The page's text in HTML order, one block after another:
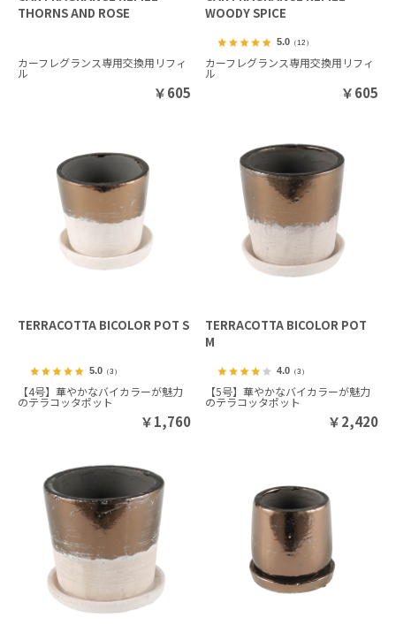
THORNS AND ROSE
カーフレグランス専用交換用リフィ
ル
￥605
WOODY SPICE
5.0 （12）
カーフレグランス専用交換用リフィ
ル
￥605
TERRACOTTA BICOLOR POT S
5.0（3）
【4号】華やかなバイカラーが魅力
のテラコッタポット
￥1,760
TERRACOTTA BICOLOR POT
M
4.0 （3）
【5号】華やかなバイカラーが魅力
のテラコッタポット
￥2,420